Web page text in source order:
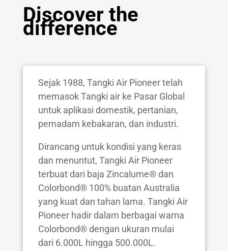
Discover the
difference
Sejak 1988, Tangki Air Pioneer telah
memasok Tangki air ke Pasar Global
untuk aplikasi domestik, pertanian,
pemadam kebakaran, dan industri.
Dirancang untuk kondisi yang keras
dan menuntut, Tangki Air Pioneer
terbuat dari baja Zincalume® dan
Colorbond® 100% buatan Australia
yang kuat dan tahan lama. Tangki Air
Pioneer hadir dalam berbagai warna
Colorbond® dengan ukuran mulai
dari 6.000L hingga 500.000L.